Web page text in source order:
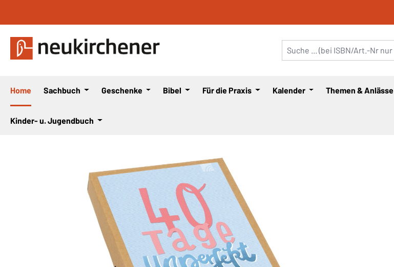
Home Sachbuch Geschenke Bibel Für die Praxis Kalender Themen & Anlässe
Kinder- u. Jugendbuch